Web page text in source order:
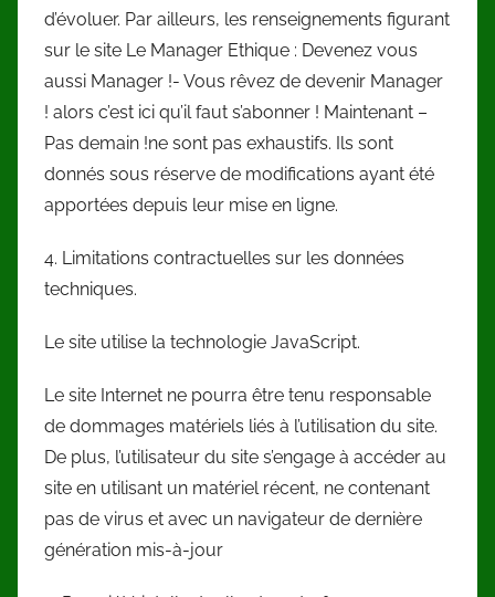
d’évoluer. Par ailleurs, les renseignements figurant
sur le site Le Manager Ethique : Devenez vous
aussi Manager !- Vous rêvez de devenir Manager
! alors c’est ici qu’il faut s’abonner ! Maintenant –
Pas demain !ne sont pas exhaustifs. Ils sont
donnés sous réserve de modifications ayant été
apportées depuis leur mise en ligne.
4. Limitations contractuelles sur les données
techniques.
Le site utilise la technologie JavaScript.
Le site Internet ne pourra être tenu responsable
de dommages matériels liés à l’utilisation du site.
De plus, l’utilisateur du site s’engage à accéder au
site en utilisant un matériel récent, ne contenant
pas de virus et avec un navigateur de dernière
génération mis-à-jour